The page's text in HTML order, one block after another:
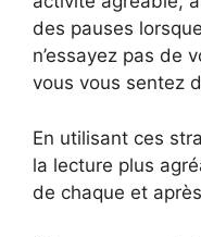
des pauses
n’essayez pas de
vous vous sentez
En utilisant ces
la lecture plus
de chaque et